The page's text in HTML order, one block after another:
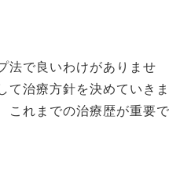
法で良いわけがありませ
て治療方針を決めていきま
これまでの治療歴が重要で